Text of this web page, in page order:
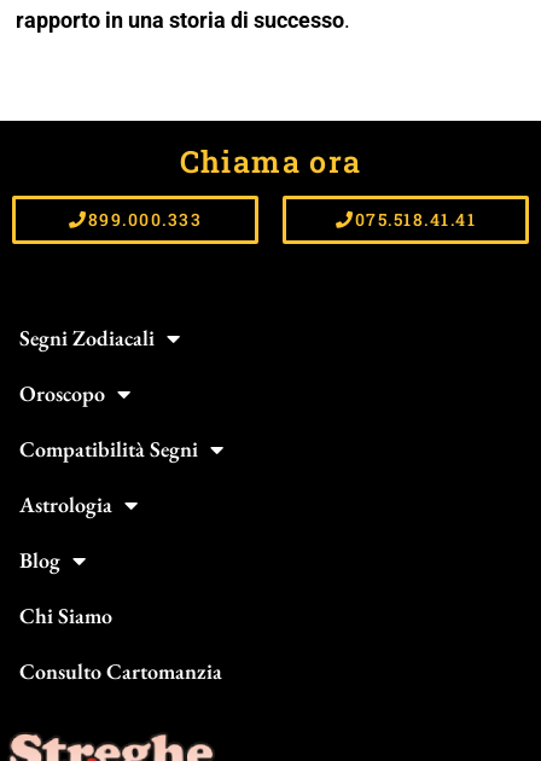
rapporto in una storia di successo.
Chiama ora
899.000.333 075.518.41.41
Segni Zodiacali
Oroscopo
Compatibilità Segni
Astrologia
Blog
Chi Siamo
Consulto Cartomanzia